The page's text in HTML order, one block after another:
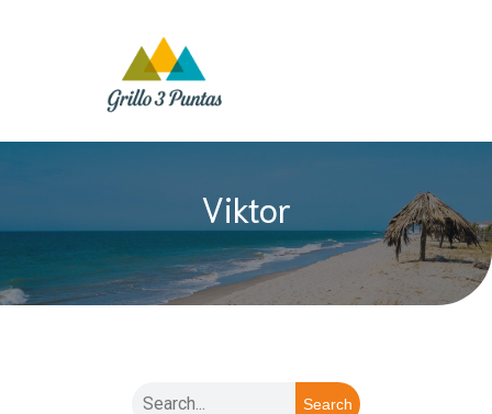
Viktor
Search